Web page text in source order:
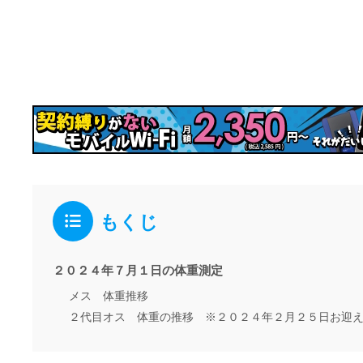
もくじ
２０２４年７月１日の体重測定
メス 体重推移
２代目オス 体重の推移 ※２０２４年２月２５日お迎え